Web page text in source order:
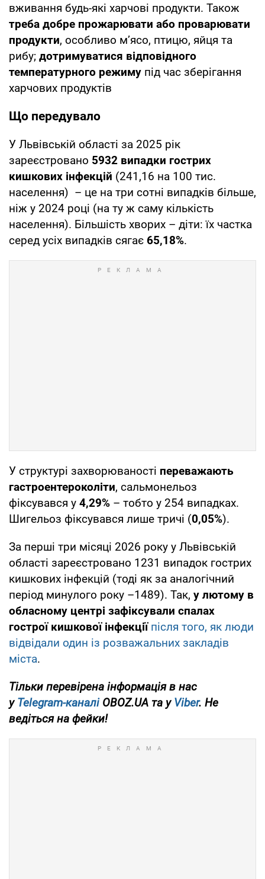
вживання будь-які харчові продукти. Також
треба добре прожарювати або проварювати
продукти, особливо м’ясо, птицю, яйця та
рибу; дотримуватися відповідного
температурного режиму під час зберігання
харчових продуктів
Що передувало
У Львівській області за 2025 рік
зареєстровано 5932 випадки гострих
кишкових інфекцій (241,16 на 100 тис.
населення) – це на три сотні випадків більше,
ніж у 2024 році (на ту ж саму кількість
населення). Більшість хворих – діти: їх частка
серед усіх випадків сягає 65,18%.
У структурі захворюваності переважають
гастроентероколіти, сальмонельоз
фіксувався у 4,29% – тобто у 254 випадках.
Шигельоз фіксувався лише тричі (0,05%).
За перші три місяці 2026 року у Львівській
області зареєстровано 1231 випадок гострих
кишкових інфекцій (тоді як за аналогічний
період минулого року –1489). Так, у лютому в
обласному центрі зафіксували спалах
гострої кишкової інфекції після того, як люди
відвідали один із розважальних закладів
міста.
Тільки перевірена інформація в нас
уTelegram-каналіOBOZ.UA та уViber. Не
ведіться на фейки!